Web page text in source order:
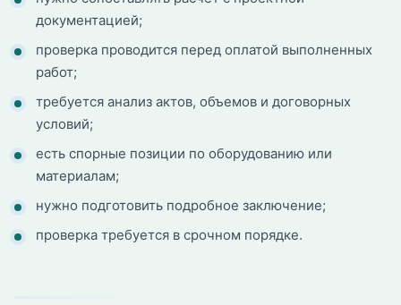
документацией;
проверка проводится перед оплатой выполненных
работ;
требуется анализ актов, объемов и договорных
условий;
есть спорные позиции по оборудованию или
материалам;
нужно подготовить подробное заключение;
проверка требуется в срочном порядке.